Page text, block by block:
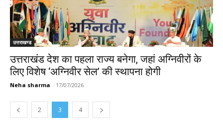
उत्तराखण्ड
उत्तराखंड देश का पहला राज्य बनेगा, जहां अग्निवीरों के
लिए विशेष ‘अग्निवीर सेल’ की स्थापना होगी
Neha sharma - 17/07/2026
2 3 4